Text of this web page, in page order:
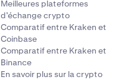
Meilleures plateformes
d’échange crypto
Comparatif entre Kraken et
Coinbase
Comparatif entre Kraken et
Binance
En savoir plus sur la crypto